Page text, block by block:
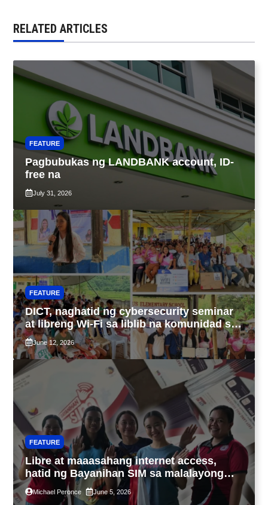
RELATED ARTICLES
FEATURE
Pagbubukas ng LANDBANK account, ID-
free na
July 31, 2026
FEATURE
DICT, naghatid ng cybersecurity seminar
at libreng Wi-Fi sa liblib na komunidad sa
Tarlac
June 12, 2026
FEATURE
Libre at maaasahang internet access,
hatid ng Bayanihan SIM sa malalayong
komunidad sa Guimaras
Michael Peronce June 5, 2026